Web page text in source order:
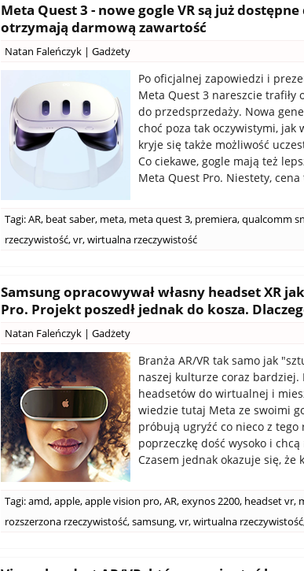
Meta Quest 3 - nowe gogle VR są już
otrzymają darmową zawartość
Natan Faleńczyk | Gadżety
Po oficjalnej zapowiedzi i
Meta Quest 3 nareszcie trafiły
do przedsprzedaży. Nowa
choć poza tak oczywistymi, jak
kryje się także możliwość
Co ciekawe, gogle mają też
Meta Quest Pro. Niestety,
Tagi:AR, beat saber, meta, meta quest 3, premiera,qualcomm
rzeczywistość,vr,wirtualna rzeczywistość
Samsung opracowywał własny headset XR
Pro. Projekt poszedł jednak do kosza.
Natan Faleńczyk | Gadżety
Branża AR/VR tak samo jak
naszej kulturze coraz bardziej.
headsetów do wirtualnej i
wiedzie tutaj Meta ze swoimi
próbują ugryźć co nieco z
poprzeczkę dość wysoko i
Czasem jednak okazuje się,
Tagi:amd,apple,apple vision pro,AR,exynos 2200, headset vr,
rozszerzona rzeczywistość,samsung,vr,wirtualna rzeczywistość